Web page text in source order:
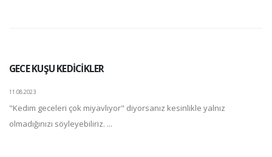
GECE KUŞU KEDİCİKLER
11.08.2023
"Kedim geceleri çok miyavlıyor" diyorsanız kesinlikle yalnız
olmadığınızı söyleyebiliriz. ...